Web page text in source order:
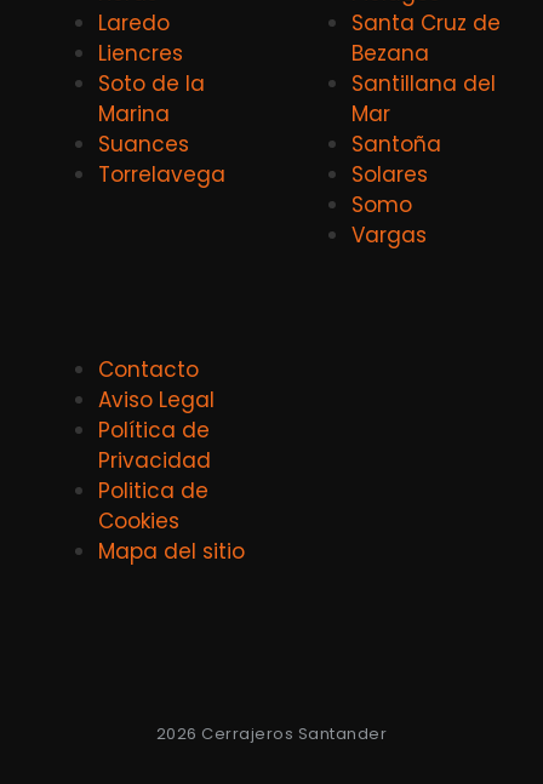
Laredo
Liencres
Soto de la
Marina
Suances
Torrelavega
Santa Cruz de
Bezana
Santillana del
Mar
Santoña
Solares
Somo
Vargas
Contacto
Aviso Legal
Política de
Privacidad
Politica de
Cookies
Mapa del sitio
2026 Cerrajeros Santander